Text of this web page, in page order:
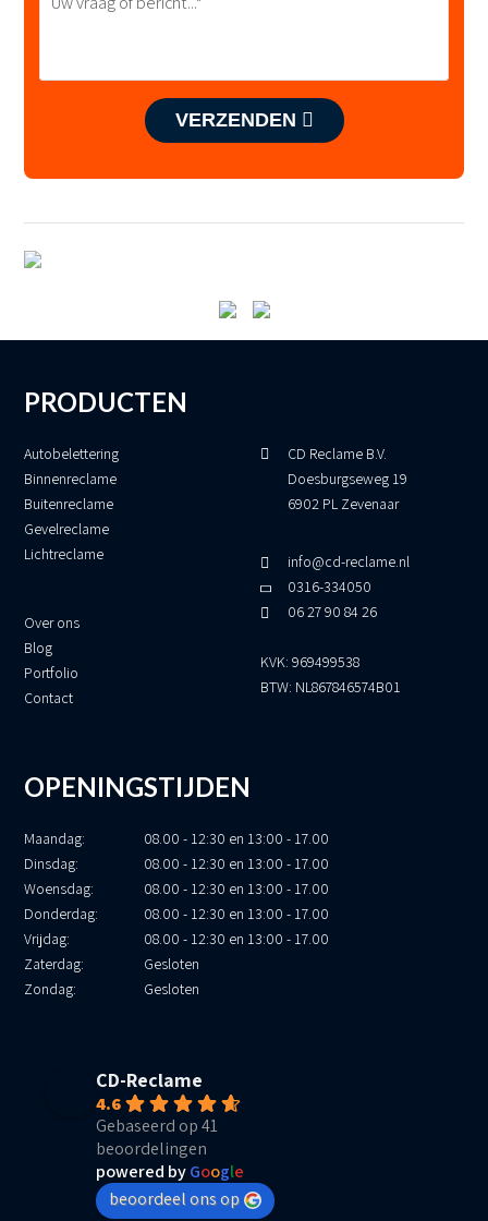
VERZENDEN
PRODUCTEN
Autobelettering
Binnenreclame
Buitenreclame
Gevelreclame
Lichtreclame
Over ons
Blog
Portfolio
Contact
CD Reclame B.V.
Doesburgseweg 19
6902 PL Zevenaar
info@cd-reclame.nl
0316-334050
06 27 90 84 26
KVK: 969499538
BTW: NL867846574B01
OPENINGSTIJDEN
Maandag:
08.00 - 12:30 en 13:00 - 17.00
Dinsdag:
08.00 - 12:30 en 13:00 - 17.00
Woensdag:
08.00 - 12:30 en 13:00 - 17.00
Donderdag:
08.00 - 12:30 en 13:00 - 17.00
Vrijdag:
08.00 - 12:30 en 13:00 - 17.00
Zaterdag:
Gesloten
Zondag:
Gesloten
CD-Reclame
4.6
Gebaseerd op 41
beoordelingen
powered byGoogle
beoordeel ons op